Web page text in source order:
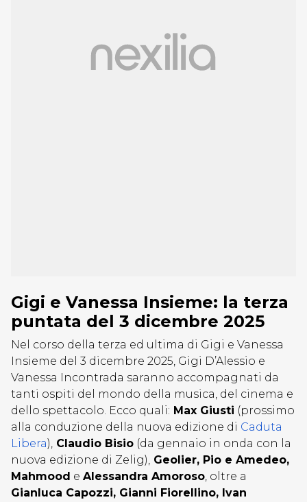
Gigi e Vanessa Insieme: la terza
puntata del 3 dicembre 2025
Nel corso della terza ed ultima di Gigi e Vanessa
Insieme del 3 dicembre 2025, Gigi D’Alessio e
Vanessa Incontrada saranno accompagnati da
tanti ospiti del mondo della musica, del cinema e
dello spettacolo. Ecco quali: Max Giusti (prossimo
alla conduzione della nuova edizione di Caduta
Libera), Claudio Bisio (da gennaio in onda con la
nuova edizione di Zelig), Geolier, Pio e Amedeo,
Mahmood e Alessandra Amoroso, oltre a
Gianluca Capozzi, Gianni Fiorellino, Ivan